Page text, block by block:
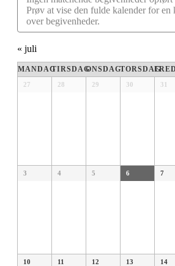
Prøv at vise den fulde kalender for en
over begivenheder.
« juli
Kalender
af
Kalender
MANDAGTIRSDAGONSDAGTORSDAG
27 28 29 30 31
3 4 5 6 7
10 11 12 13 14